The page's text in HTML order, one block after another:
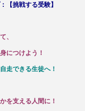
【挑戦する受験】
、
につけよう！
走できる生徒へ！
を支える人間に！